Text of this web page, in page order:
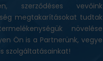
szerződéses vevőink
megtakarításokat tudtak
növelése
Ön is a Partnerünk, vegye
szolgáltatásainkat!